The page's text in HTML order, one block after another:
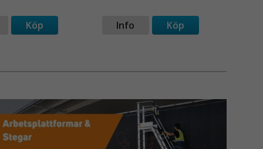
Köp Info Köp